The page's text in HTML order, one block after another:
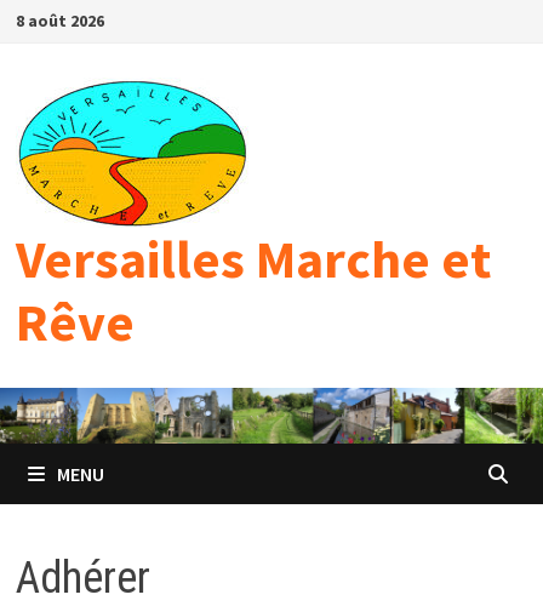
Passer
8 août 2026
Versailles Marche et
Rêve
MENU
Adhérer